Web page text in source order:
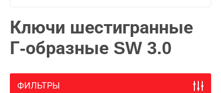
Ключи шестигранные
Г-образные SW 3.0
ФИЛЬТРЫ